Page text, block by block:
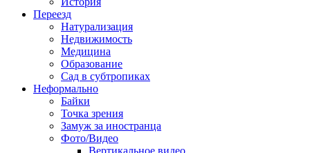
Переезд
Натурализация
Недвижимость
Медицина
Образование
Сад в субтропиках
Неформально
Байки
Точка зрения
Замуж за иностранца
Фото/Видео
Вертикальное видео